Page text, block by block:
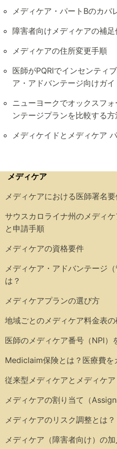
メディケア・パートBのカバ
障害者向けメディケアの補
メディケアの住所変更手順
医師がPQRIでインセンティ
ア・アドバンテージ向けガイ
ニューヨークでオックスフ
ンテージプランを比較する方
メディケイドとメディケア
メディケア
メディケアにおける医師署名
サウスカロライナ州のメディ
と申請手順
メディケアの資格要件
メディケア・アドバンテージ
は？
メディケアプランの選び方
地域ごとのメディケア料金表
医師のメディケア番号（NPI）
Mediclaim保険とは？医療費を
従来型メディケアとメディケ
メディケアの割り当て（
メディケアのリスク調整とは？
メディケア（障害者向け）の